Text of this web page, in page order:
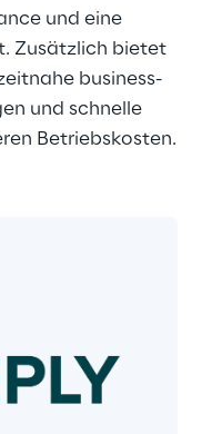
und eine
Zusätzlich bietet
business-
und schnelle
Betriebskosten.